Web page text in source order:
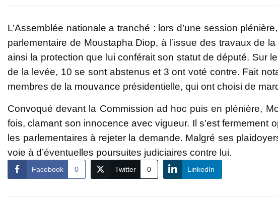
L’Assemblée nationale a tranché : lors d’une session
parlementaire de Moustapha Diop, à l’issue des travaux de
ainsi la protection que lui conférait son statut de député. Sur
de la levée, 10 se sont abstenus et 3 ont voté contre. Fait
membres de la mouvance présidentielle, qui ont choisi de
Convoqué devant la Commission ad hoc puis en plénière,
fois, clamant son innocence avec vigueur. Il s’est fermement
les parlementaires à rejeter la demande. Malgré ses
voie à d’éventuelles poursuites judiciaires contre lui.
Facebook 0 Twitter 0 LinkedIn